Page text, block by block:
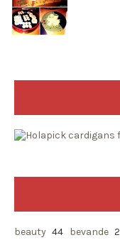
beauty 44 bevande